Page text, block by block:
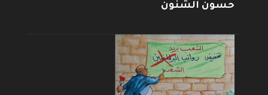
حسون الشنون